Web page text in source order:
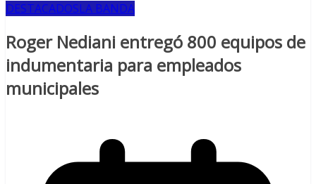
DESTACADOSLA BANDA
Roger Nediani entregó 800 equipos de
indumentaria para empleados
municipales